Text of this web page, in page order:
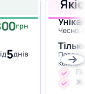
грн
5днів
Чесно,